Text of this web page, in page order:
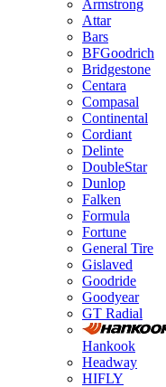
Armstrong
Attar
Bars
BFGoodrich
Bridgestone
Centara
Compasal
Continental
Cordiant
Delinte
DoubleStar
Dunlop
Falken
Formula
Fortune
General Tire
Gislaved
Goodride
Goodyear
GT Radial
Hankook
Headway
HIFLY